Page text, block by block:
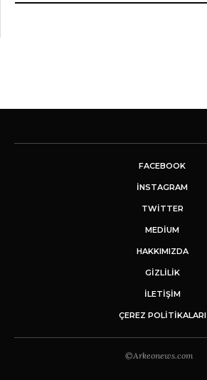
FACEBOOK
INSTAGRAM
TWITTER
MEDIUM
HAKKIMIZDA
GİZLİLİK
İLETIŞIM
ÇEREZ POLITIKALARI
©Arkeonews.com